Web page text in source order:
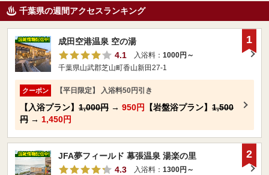
千葉県の週間アクセスランキング
成田空港温泉 空の湯
4.1
入浴料： 1000円～
千葉県山武郡芝山町香山新田27-1
クーポン 【平日限定】 入浴料50円引き
【入浴プラン】 1,000円 → 950円 【岩盤浴プラン】 1,500
円 → 1,450円
1
JFA夢フィールド 幕張温泉 湯楽の里
4.3
入浴料： 1300円～
2